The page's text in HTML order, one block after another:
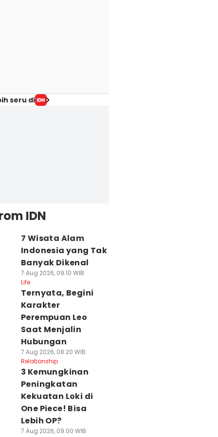
seru di
IDN
7 Wisata Alam
Indonesia yang Tak
Banyak Dikenal
7 Aug 2026, 09:10 WIB
Life
Ternyata, Begini
Karakter
Perempuan Leo
Saat Menjalin
Hubungan
7 Aug 2026, 08:20 WIB
Relationship
3 Kemungkinan
Peningkatan
Kekuatan Loki di
One Piece! Bisa
Lebih OP?
7 Aug 2026, 09:00 WIB